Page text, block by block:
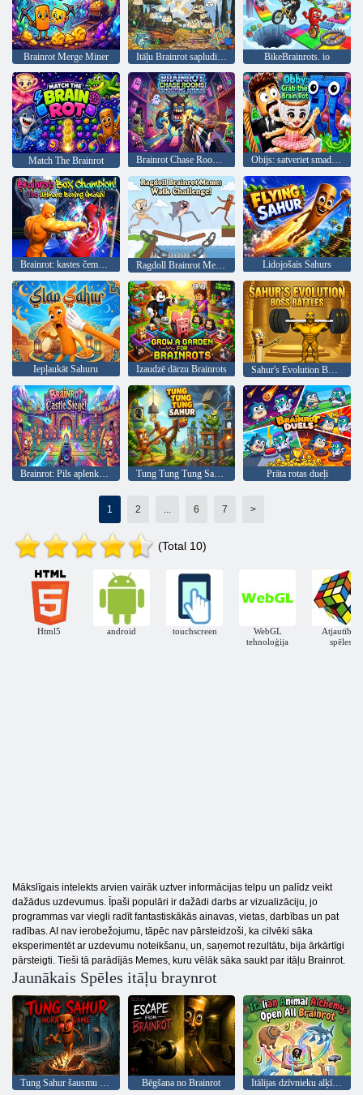
Brainrot Merge Miner Itāļu Brainrot sapludināšanas klikšķinātājs BikeBrainrots. io
Match The Brainrot Brainrot Chase Rooms šaušanas arēna Obijs: satveriet smadzeņu puvi
Brainrot: kastes čempions! Ragdoll Brainrot Meme: Walk Challenge! Lidojošais Sahurs
Iepļaukāt Sahuru Izaudzē dārzu Brainrots Sahur's Evolution Boss cīņas
Tung Tung Tung Sahur Vs Zombie Prāta rotas dueļi
1 2 6 7 >
(Total 10)
Html5 android touchscreen
WebGL
tehnoloģija
Atjautības
spēles
Mākslīgais intelekts arvien vairāk uztver informācijas telpu un palīdz veikt
dažādus uzdevumus. Īpaši populāri ir dažādi darbs ar vizualizāciju, jo
programmas var viegli radīt fantastiskākās ainavas, vietas, darbības un pat
radības. AI nav ierobežojumu, tāpēc nav pārsteidzoši, ka cilvēki sāka
eksperimentēt ar uzdevumu noteikšanu, un, saņemot rezultātu, bija ārkārtīgi
pārsteigti. Tieši tā parādījās Memes, kuru vēlāk sāka saukt par itāļu Brainrot.
Jaunākais Spēles itāļu braynrot
Tung Sahur šausmu spēle Bēgšana no Brainrot Itālijas dzīvnieku alķīmija: Open All Brainrot